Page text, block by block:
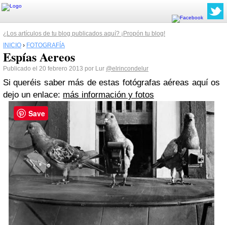
¿Los artículos de tu blog publicados aquí? ¡Propón tu blog!
INICIO › FOTOGRAFÍA
Espías Aereos
Publicado el 20 febrero 2013 por Lur @elrincondelur
Si queréis saber más de estas fotógrafas aéreas aquí os
dejo un enlace: más información y fotos
Save